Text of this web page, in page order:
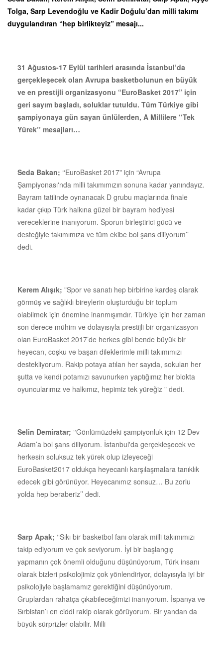
Tolga, Sarp Levendoğlu ve Kadir Doğulu’dan milli takımı
duygulandıran “hep birlikteyiz” mesajı...
31 Ağustos-17 Eylül tarihleri arasında İstanbul’da
gerçekleşecek olan Avrupa basketbolunun en büyük
ve en prestijli organizasyonu “EuroBasket 2017” için
geri sayım başladı, soluklar tutuldu. Tüm Türkiye gibi
şampiyonaya gün sayan ünlülerden, A Millilere ‘‘Tek
Yürek’’ mesajları…
Seda Bakan; ‘‘EuroBasket 2017" için “Avrupa
Şampiyonası'nda milli takımımızın sonuna kadar yanındayız.
Bayram tatilinde oynanacak D grubu maçlarında finale
kadar çıkıp Türk halkına güzel bir bayram hediyesi
vereceklerine inanıyorum. Sporun birleştirici gücü ve
desteğiyle takımımıza ve tüm ekibe bol şans diliyorum’’
dedi.
Kerem Alışık; "Spor ve sanatı hep birbirine kardeş olarak
görmüş ve sağlıklı bireylerin oluşturduğu bir toplum
olabilmek için önemine inanmışımdır. Türkiye için her zaman
son derece mühim ve dolayısıyla prestijli bir organizasyon
olan EuroBasket 2017’de herkes gibi bende büyük bir
heyecan, coşku ve başarı dileklerimle milli takımımızı
destekliyorum. Rakip potaya atılan her sayıda, sokulan her
şutta ve kendi potamızı savunurken yaptığımız her blokta
oyuncularımız ve halkımız, hepimiz tek yüreğiz " dedi.
Selin Demiratar; ‘‘Gönlümüzdeki şampiyonluk için 12 Dev
Adam’a bol şans diliyorum. İstanbul'da gerçekleşecek ve
herkesin soluksuz tek yürek olup izleyeceği
EuroBasket2017 oldukça heyecanlı karşılaşmalara tanıklık
edecek gibi görünüyor. Heyecanımız sonsuz… Bu zorlu
yolda hep beraberiz’’ dedi.
Sarp Apak; ‘‘Sıkı bir basketbol fanı olarak milli takımımızı
takip ediyorum ve çok seviyorum. İyi bir başlangıç
yapmanın çok önemli olduğunu düşünüyorum, Türk insanı
olarak bizleri psikolojimiz çok yönlendiriyor, dolayısıyla iyi bir
psikolojiyle başlamamız gerektiğini düşünüyorum.
Gruplardan rahatça çıkabileceğimizi inanıyorum. İspanya ve
Sırbistan’ı en ciddi rakip olarak görüyorum. Bir yandan da
büyük sürprizler olabilir. Milli